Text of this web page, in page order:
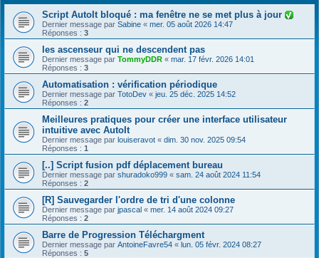
Script AutoIt bloqué : ma fenêtre ne se met plus à jour
Dernier message par Sabine « mer. 05 août 2026 14:47
Réponses : 3
les ascenseur qui ne descendent pas
Dernier message par TommyDDR « mar. 17 févr. 2026 14:01
Réponses : 3
Automatisation : vérification périodique
Dernier message par TotoDev « jeu. 25 déc. 2025 14:52
Réponses : 2
Meilleures pratiques pour créer une interface utilisateur
intuitive avec AutoIt
Dernier message par louiseravot « dim. 30 nov. 2025 09:54
Réponses : 1
[..] Script fusion pdf déplacement bureau
Dernier message par shuradoko999 « sam. 24 août 2024 11:54
Réponses : 2
[R] Sauvegarder l'ordre de tri d'une colonne
Dernier message par jpascal « mer. 14 août 2024 09:27
Réponses : 2
Barre de Progression Téléchargment
Dernier message par AntoineFavre54 « lun. 05 févr. 2024 08:27
Réponses : 5